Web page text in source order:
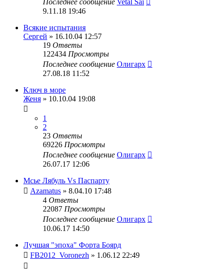
9.11.18 19:46
Всякие испытания
Сергей » 16.10.04 12:57
19 Ответы
122434 Просмотры
Последнее сообщение Олигарх
27.08.18 11:52
Ключ в море
Женя » 10.10.04 19:08
1
2
23 Ответы
69226 Просмотры
Последнее сообщение Олигарх
26.07.17 12:06
Мсье Лябуль Vs Паспарту
Azamatus » 8.04.10 17:48
4 Ответы
22087 Просмотры
Последнее сообщение Олигарх
10.06.17 14:50
Лучшая "эпоха" Форта Боярд
FB2012_Voronezh » 1.06.12 22:49